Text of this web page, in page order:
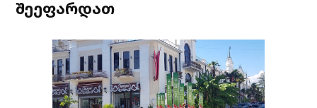
შეეფარდათ